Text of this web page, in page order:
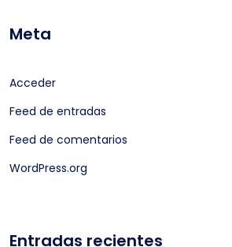
Meta
Acceder
Feed de entradas
Feed de comentarios
WordPress.org
Entradas recientes